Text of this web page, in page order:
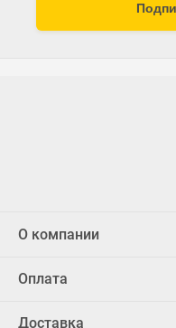
О компании
Оплата
Доставка